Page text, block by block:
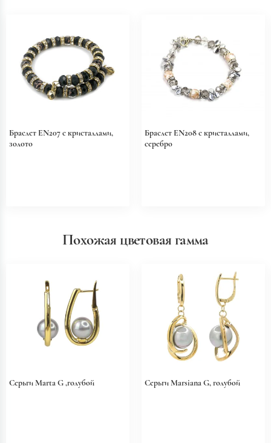
Браслет EN207 с кристаллами,
золото
Браслет EN208 с кристаллами,
серебро
Похожая цветовая гамма
Серьги Marta G ,голубой Серьги Marsiana G, голубой